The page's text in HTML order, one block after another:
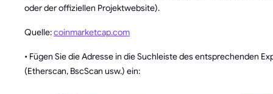
oder der offiziellen Projektwebsite).
Quelle:coinmarketcap.com
• Fügen Sie die Adresse in die Suchleiste des entsprechenden
(Etherscan, BscScan usw.) ein: